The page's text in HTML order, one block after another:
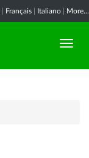
Français Italiano More...